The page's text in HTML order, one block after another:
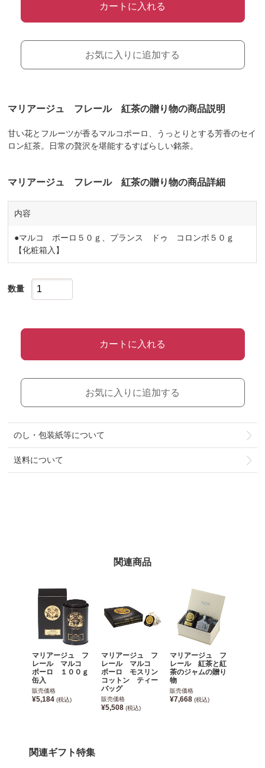
カートに入れる
お気に入りに追加する
マリアージュ フレール 紅茶の贈り物の商品説明
甘い花とフルーツが香るマルコポーロ、うっとりとする芳香のセイ
ロン紅茶。日常の贅沢を堪能するすばらしい銘茶。
マリアージュ フレール 紅茶の贈り物の商品詳細
内容
●マルコ ポーロ５０ｇ、プランス ドゥ コロンボ５０ｇ
【化粧箱入】
数量
カートに入れる
お気に入りに追加する
のし・包装紙等について
送料について
関連商品
マリアージュ フ
レール マルコ
ポーロ １００ｇ
缶入
販売価格
¥5,184 (税込)
マリアージュ フ
レール マルコ
ポーロ モスリン
コットン ティー
バッグ
販売価格
¥5,508(税込)
マリアージュ フ
レール 紅茶と紅
茶のジャムの贈り
物
販売価格
¥7,668 (税込)
関連ギフト特集